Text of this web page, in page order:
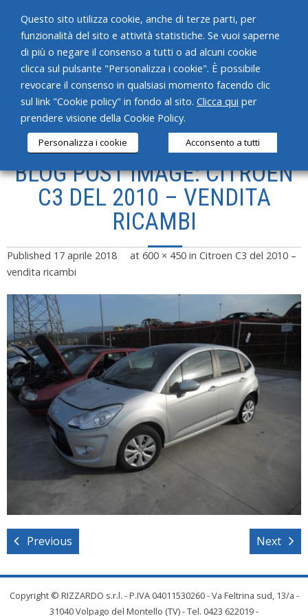
HOME
CHI SIAMO
SERVIZI
PRODOTTI
CONTATTI
BLOG POST IMAGE: CITROEN
C3 DEL 2010 – VENDITA
RICAMBI
Published 17 aprile 2018 at 600 × 450 in Citroen C3 del 2010 –
vendita ricambi
Previous Next
Copyright © RIZZARDO s.r.l. - P.IVA 04011530260 - Va Feltrina sud, 13/a -
31040 Volpago del Montello (TV) - Tel. 0423 622019 -
Questo sito utilizza cookie, anche di terze parti, per
funzionalità del sito e attività statistiche. Se vuoi saperne
di più o negare il consenso a tutti o ad alcuni cookie
clicca sul pulsante "Personalizza i cookie". È possibile
revocare il consenso in qualsiasi momento facendo clic
sul link "Cookie policy" in fondo al sito. Clicca qui per
prendere visione della Cookie Policy.
Personalizza i cookie Acconsento a tutti